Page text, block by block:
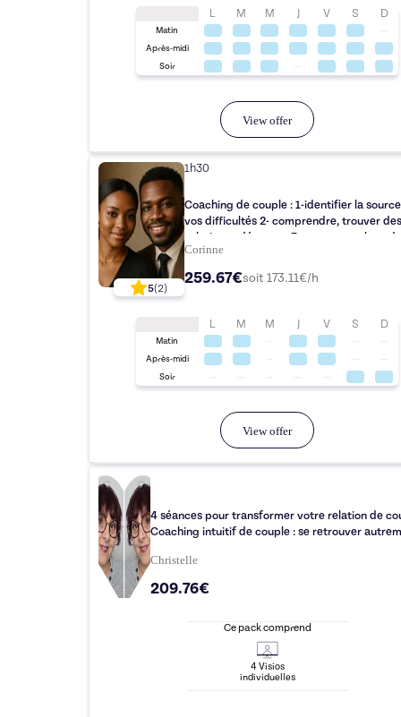
L M M J V S D
Matin
Après-midi
Soir
View offer
5(2)
1h30
Coaching de couple : 1-identifier la source de
vos difficultés 2- comprendre, trouver des
solutions adéquates 3- mettre en place
actions durables
Corinne
259.67€soit 173.11€/h
L M M J V S D
Matin
Après-midi
Soir
View offer
4 séances pour transformer votre relation de
Coaching intuitif de couple : se retrouver
Christelle
209.76€
Ce pack comprend
4Visios
individuelles